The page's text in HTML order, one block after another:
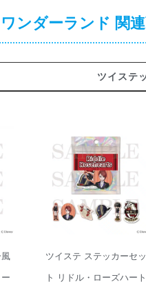
ンダーランド 関
ツイステ
ツイステ ステッ
カーセット リド
ル・ローズハー
ト アニメイトで
2027年02月発売
ツイステ ステッカーセッ
ト リドル・ローズハート